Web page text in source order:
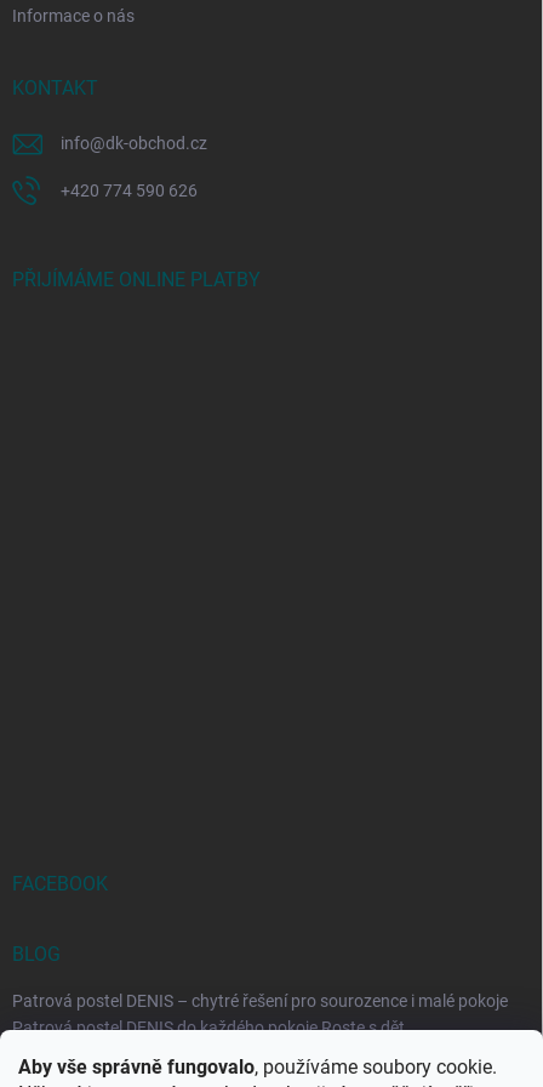
Aby vše správně fungovalo, používáme soubory cookie.
Informace o nás
KONTAKT
info@dk-obchod.cz
+420 774 590 626
PŘIJÍMÁME ONLINE PLATBY
FACEBOOK
BLOG
Patrová postel DENIS – chytré řešení pro sourozence i malé pokoje
Patrová postel DENIS do každého pokoje Roste s dět...
Rozkládací postele RELAX – ideální řešení pro malé prostory i